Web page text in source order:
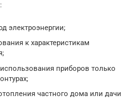
электроэнергии;
к характеристикам
приборов только
частного дома или дачи